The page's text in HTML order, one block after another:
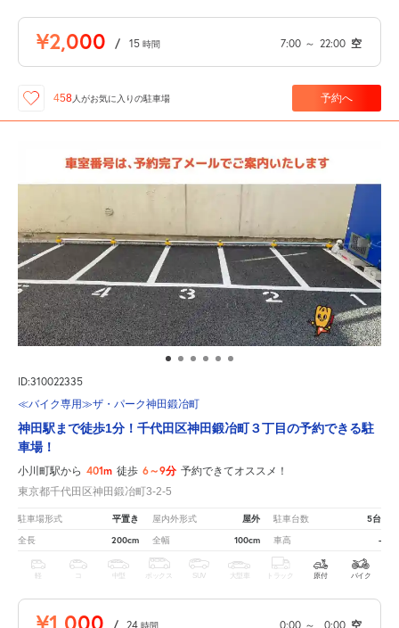
¥2,000 / 15 時間 7:00 ～ 22:00 空
458 人がお気に入りの駐車場 予約へ
ID:310022335
≪バイク専用≫ザ・パーク神田鍛冶町
神田駅まで徒歩1分！千代田区神田鍛冶町３丁目の予約できる駐
車場！
小川町駅から 401m 徒歩 6～9分 予約できてオススメ！
東京都千代田区神田鍛冶町3-2-5
駐車場形式 平置き 屋内外形式 屋外 駐車台数 5台
全長 200cm 全幅 100cm 車高 -
軽 中型 ボックス SUV 大型車 トラック 原付 バイク
/ 24 0:00 ～ 0:00 空